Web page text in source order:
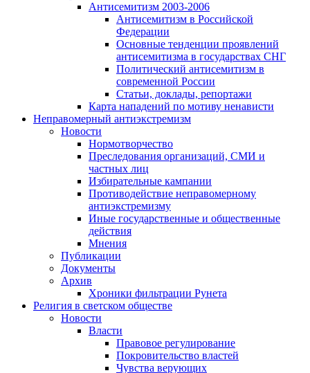
Антисемитизм 2003-2006
Антисемитизм в Российской
Федерации
Основные тенденции проявлений
антисемитизма в государствах СНГ
Политический антисемитизм в
современной России
Статьи, доклады, репортажи
Карта нападений по мотиву ненависти
Неправомерный антиэкстремизм
Новости
Нормотворчество
Преследования организаций, СМИ и
частных лиц
Избирательные кампании
Противодействие неправомерному
антиэкстремизму
Иные государственные и общественные
действия
Мнения
Публикации
Документы
Архив
Хроники фильтрации Рунета
Религия в светском обществе
Новости
Власти
Правовое регулирование
Покровительство властей
Чувства верующих